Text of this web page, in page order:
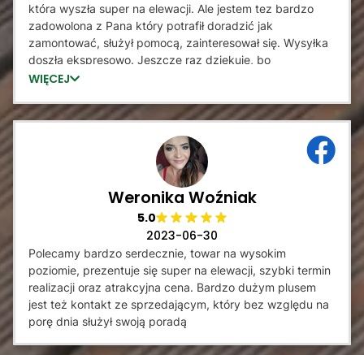
która wyszła super na elewacji. Ale jestem tez bardzo
zadowolona z Pana który potrafił doradzić jak
zamontować, służył pomocą, zainteresował się. Wysyłka
doszła ekspresowo. Jeszcze raz dziękuje, bo
prawdopodobnie dzięki Panu mam lamele
WIĘCEJ
Weronika Woźniak
5.0
2023-06-30
Polecamy bardzo serdecznie, towar na wysokim
poziomie, prezentuje się super na elewacji, szybki termin
realizacji oraz atrakcyjna cena. Bardzo dużym plusem
jest też kontakt ze sprzedającym, który bez względu na
porę dnia służył swoją poradą